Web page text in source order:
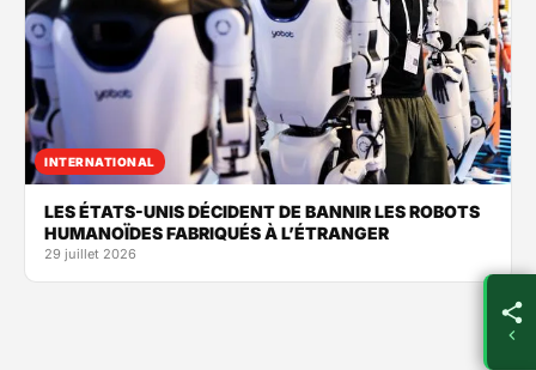
INTERNATIONAL
LES ÉTATS-UNIS DÉCIDENT DE BANNIR LES ROBOTS
HUMANOÏDES FABRIQUÉS À L’ÉTRANGER
29 juillet 2026